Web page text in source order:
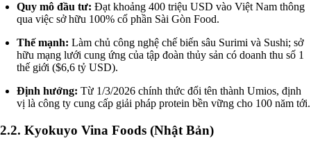
Quy mô đầu tư: Đạt khoảng 400 triệu USD vào Việt Nam thông
qua việc sở hữu 100% cổ phần Sài Gòn Food.
Thế mạnh: Làm chủ công nghệ chế biến sâu Surimi và Sushi; sở
hữu mạng lưới cung ứng của tập đoàn thủy sản có doanh thu số 1
thế giới ($6,6 tỷ USD).
Định hướng: Từ 1/3/2026 chính thức đổi tên thành Umios, định
vị là công ty cung cấp giải pháp protein bền vững cho 100 năm tới.
2.2. Kyokuyo Vina Foods (Nhật Bản)